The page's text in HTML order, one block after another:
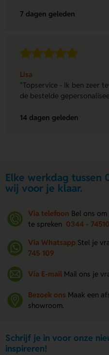
7 dagen geleden
Lisa
"Topservice - Ik ben zeer
de bestelde
14 dagen geleden
Elke werkdag tussen
wij voor je klaar.
Via telefoon Bel ons
te spreken 0344 -
Via Whatsapp Stel je
745 109
Via E-mail Mail ons je
Bezoek ons Maak een
showroom.
Schrijf je in voor onze
inspireren!